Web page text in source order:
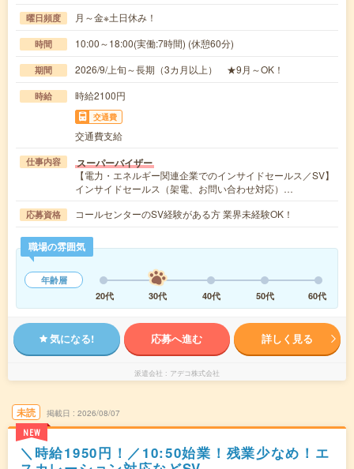
曜日頻度 月～金※土日休み！
時間 10:00～18:00(実働:7時間) (休憩60分)
期間 2026/9/上旬～長期（3カ月以上） ★9月～OK！
時給 時給2100円
交通費
交通費支給
仕事内容 スーパーバイザー
【電力・エネルギー関連企業でのインサイドセールス／SV】
インサイドセールス（架電、お問い合わせ対応）…
応募資格 コールセンターのSV経験がある方 業界未経験OK！
職場の雰囲気
年齢層
20代
30代 40代 50代 60代
気になる! 応募へ進む 詳しく見る
派遣会社 アデコ株式会社
未読
NEW
掲載日 2026/08/07
＼時給1950円！／10:50始業！残業少なめ！エ